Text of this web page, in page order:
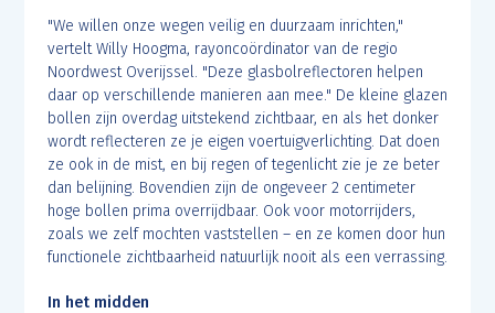
"We willen onze wegen veilig en duurzaam inrichten,"
vertelt Willy Hoogma, rayoncoördinator van de regio
Noordwest Overijssel. "Deze glasbolreflectoren helpen
daar op verschillende manieren aan mee." De kleine glazen
bollen zijn overdag uitstekend zichtbaar, en als het donker
wordt reflecteren ze je eigen voertuigverlichting. Dat doen
ze ook in de mist, en bij regen of tegenlicht zie je ze beter
dan belijning. Bovendien zijn de ongeveer 2 centimeter
hoge bollen prima overrijdbaar. Ook voor motorrijders,
zoals we zelf mochten vaststellen – en ze komen door hun
functionele zichtbaarheid natuurlijk nooit als een verrassing.
In het midden